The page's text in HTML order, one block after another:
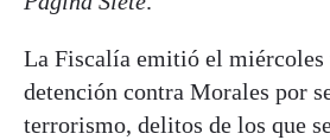
La Fiscalía emitió el miércoles
detención contra Morales por
terrorismo, delitos de los que